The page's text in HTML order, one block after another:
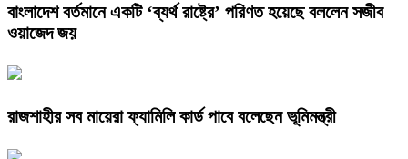
বাংলাদেশ বর্তমানে একটি ‘ব্যর্থ রাষ্ট্রে’ পরিণত হয়েছে বললেন সজীব
ওয়াজেদ জয়
রাজশাহীর সব মায়েরা ফ্যামিলি কার্ড পাবে বলেছেন ভূমিমন্ত্রী